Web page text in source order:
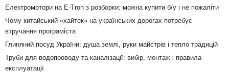
Електромотори на E-Tron з розборки: можна купити б/у і не пожаліти
Чому китайський «хайтек» на українських дорогах потребує
втручання програміста
Глиняний посуд України: душа землі, руки майстрів і тепло традицій
Труби для водопроводу та каналізації: вибір, монтаж і правила
експлуатації